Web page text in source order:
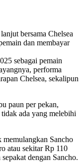
bersama Chelsea
dan membayar
sebagai pemain
performa
Chelsea, sekalipun
paun per pekan,
ada yang melebihi
Sancho
atau sekitar Rp 110
dengan Sancho.